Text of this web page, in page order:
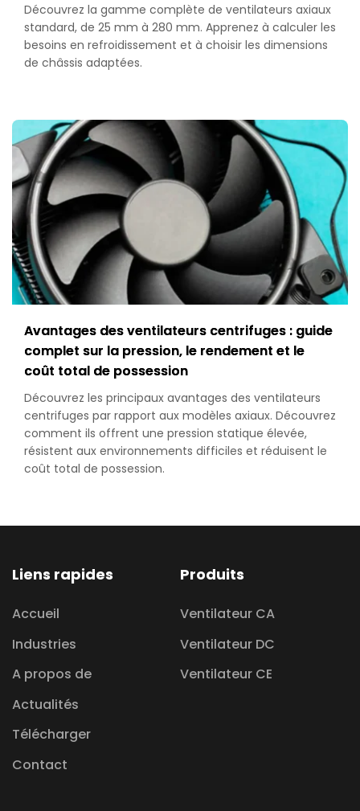
Découvrez la gamme complète de ventilateurs axiaux
standard, de 25 mm à 280 mm. Apprenez à calculer les
besoins en refroidissement et à choisir les dimensions
de châssis adaptées.
Avantages des ventilateurs centrifuges : guide
complet sur la pression, le rendement et le
coût total de possession
Découvrez les principaux avantages des ventilateurs
centrifuges par rapport aux modèles axiaux. Découvrez
comment ils offrent une pression statique élevée,
résistent aux environnements difficiles et réduisent le
coût total de possession.
Liens rapides
Accueil
Industries
A propos de
Actualités
Télécharger
Contact
Produits
Ventilateur CA
Ventilateur DC
Ventilateur CE